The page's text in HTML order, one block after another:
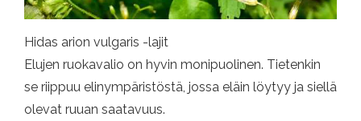
Hidas arion vulgaris -lajit
Elujen ruokavalio on hyvin monipuolinen. Tietenkin
se riippuu elinympäristöstä, jossa eläin löytyy ja siellä
olevat ruuan saatavuus.